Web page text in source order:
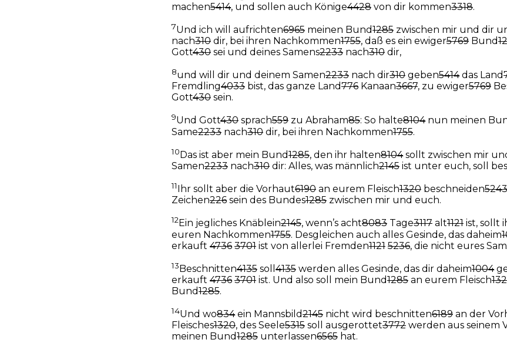
machen5414, und sollen auch Könige4428 von dir kommen3318.
7Und ich will aufrichten6965 meinen Bund1285 zwischen mir und dir
nach310 dir, bei ihren Nachkommen1755, daß es ein ewiger5769 Bund
Gott430 sei und deines Samens2233 nach310 dir,
8und will dir und deinem Samen2233 nach dir310 geben5414das Land
Fremdling4033 bist, das ganze Land776 Kanaan3667, zu ewiger5769
Gott430 sein.
9Und Gott430 sprach559 zu Abraham85: So halte8104nun meinen
Same2233 nach310 dir, bei ihren Nachkommen1755.
10Das ist aber mein Bund1285, den ihr halten8104sollt zwischen mir
Samen2233 nach310 dir: Alles, was männlich2145 ist unter euch, soll
11 Ihr sollt aber die Vorhaut6190 an eurem Fleisch1320 beschneiden5243
Zeichen226 sein des Bundes1285 zwischen mir und euch.
12Ein jegliches Knäblein2145, wenn’s acht8083 Tage3117 alt1121 ist, sollt
euren Nachkommen1755. Desgleichen auch alles Gesinde, das daheim
erkauft 4736 3701 ist von allerlei Fremden1121 5236, die nicht eures
13Beschnitten4135 soll 4135 werden alles Gesinde, das dir daheim1004
erkauft 4736 3701 ist. Und also soll mein Bund1285 an eurem Fleisch
Bund1285.
14Und wo834ein Mannsbild2145 nicht wird beschnitten6189 an der
Fleisches1320, des Seele5315 soll ausgerottet3772 werden aus seinem
meinen Bund1285 unterlassen6565 hat.